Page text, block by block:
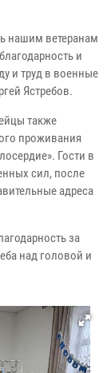
нашим ветеранам
и
и труд в военные
Ястребов.
также
проживания
Гости в
сил, после
адреса
за
над головой и